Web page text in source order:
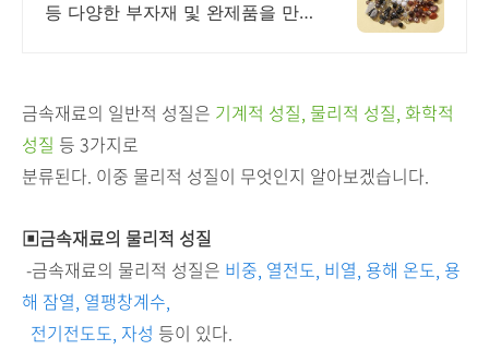
등 다양한 부자재 및 완제품을 만
금속재료의 일반적 성질은 기계적 성질, 물리적 성질, 화학적
성질 등 3가지로
분류된다. 이중 물리적 성질이 무엇인지 알아보겠습니다.
▣금속재료의 물리적 성질
-금속재료의 물리적 성질은 비중, 열전도, 비열, 용해 온도, 용
해 잠열, 열팽창계수,
전기전도도, 자성 등이 있다.